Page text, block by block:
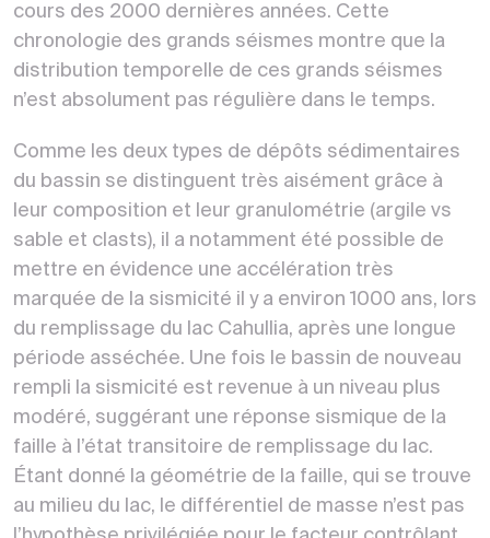
cours des 2000 dernières années. Cette
chronologie des grands séismes montre que la
distribution temporelle de ces grands séismes
n’est absolument pas régulière dans le temps.
Comme les deux types de dépôts sédimentaires
du bassin se distinguent très aisément grâce à
leur composition et leur granulométrie (argile vs
sable et clasts), il a notamment été possible de
mettre en évidence une accélération très
marquée de la sismicité il y a environ 1000 ans, lors
du remplissage du lac Cahullia, après une longue
période asséchée. Une fois le bassin de nouveau
rempli la sismicité est revenue à un niveau plus
modéré, suggérant une réponse sismique de la
faille à l’état transitoire de remplissage du lac.
Étant donné la géométrie de la faille, qui se trouve
au milieu du lac, le différentiel de masse n’est pas